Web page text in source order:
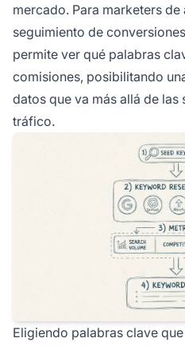
mercado. Para marketers
seguimiento de
permite ver qué palabras
comisiones, posibilitando
datos que va más allá de las
tráfico.
Eligiendo palabras clave